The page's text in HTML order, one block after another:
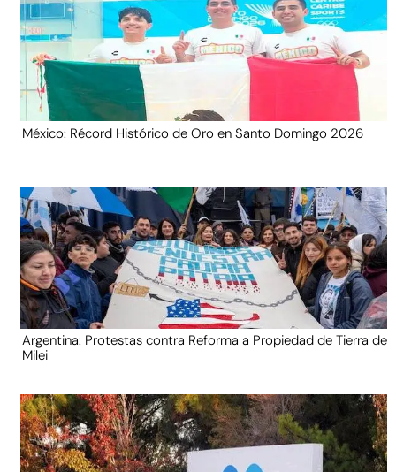
México: Récord Histórico de Oro en Santo Domingo 2026
Argentina: Protestas contra Reforma a Propiedad de Tierra de
Milei